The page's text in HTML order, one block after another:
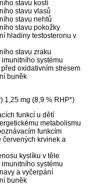
stavu kostí
stavu vlasů
stavu nehtů
stavu pokožky
hladiny testosteronu v
stavu zraku
systému
oxidativním stresem
buněk
1,25 mg (8,9 % RHP*)
funkcí u dětí
metabolismu
funkcím
červených krvinek a
kyslíku v těle
systému
a vyčerpání
buněk